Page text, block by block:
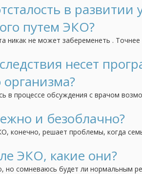
в развитии
путем ЭКО?
никак не может забеременеть .
клиниках, все в один голос
срывается беременность. Она уже
несет
в процессе обсуждения с врачом
выяснилось, что кроме как
больше не на что. Очень
и безоблачно?
конечно, решает проблемы, когда
большое количество женских гормонов,
уж и страшно, а вот у мальчиков
ЭКО, какие они?
но сомневаюсь будет ли нормальным